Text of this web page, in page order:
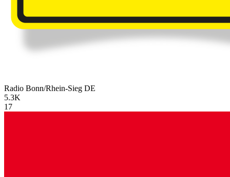
Radio Bonn/Rhein-Sieg DE
5.3K
17